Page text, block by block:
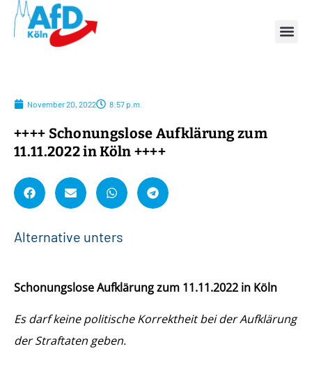
November 20, 2022 8:57 p.m.
++++ Schonungslose Aufklärung zum
11.11.2022 in Köln ++++
Alternative unters
Schonungslose Aufklärung zum 11.11.2022 in Köln
Es darf keine politische Korrektheit bei der Aufklärung
der Straftaten geben.